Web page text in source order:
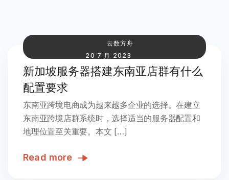
云数方舟
20 7 月 2023
新加坡服务器搭建东南亚店群有什么
配置要求
东南亚跨境电商成为越来越多企业的选择。在建立
东南亚跨境店群系统时，选择适当的服务器配置和
地理位置至关重要。本文 […]
Read more